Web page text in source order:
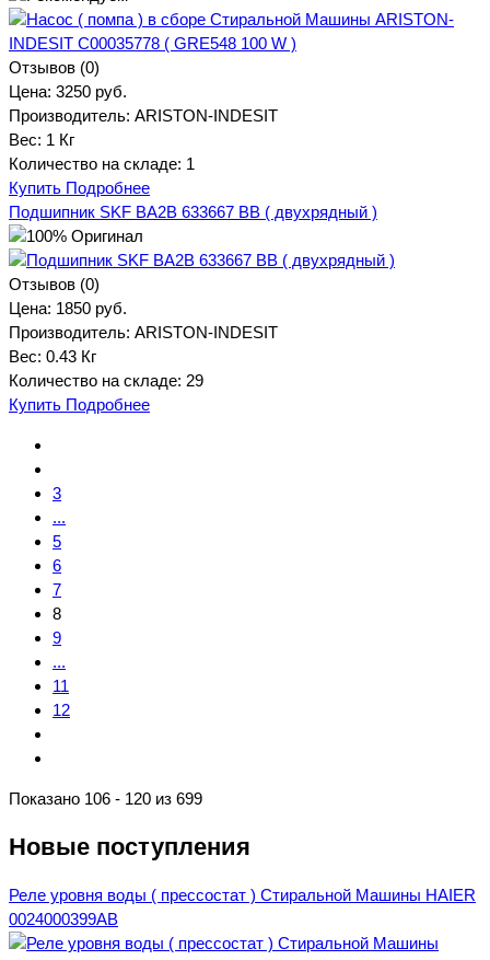
Отзывов (0)
Цена: 3250 руб.
Производитель: ARISTON-INDESIT
Вес: 1 Кг
Количество на складе: 1
Купить Подробнее
Подшипник SKF BA2B 633667 BB ( двухрядный )
Отзывов (0)
Цена: 1850 руб.
Производитель: ARISTON-INDESIT
Вес: 0.43 Кг
Количество на складе: 29
Купить Подробнее
3
...
5
6
7
8
9
...
11
12
Показано 106 - 120 из 699
Новые поступления
Реле уровня воды ( прессостат ) Стиральной Машины HAIER
0024000399AB